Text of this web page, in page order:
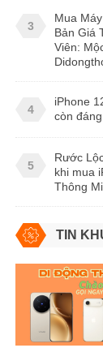
3
Mua
Bản Giá
Viên:
4
iPhone
còn
5
Rước
khi mua
Thông
TIN